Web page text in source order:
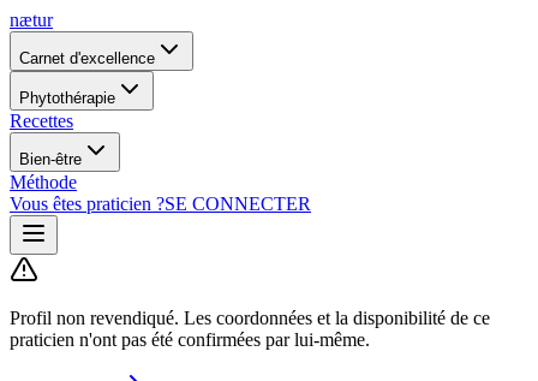
nætur
Carnet d'excellence
Phytothérapie
Recettes
Bien-être
Méthode
Vous êtes praticien ?SE CONNECTER
Profil non revendiqué. Les coordonnées et la disponibilité de ce
praticien n'ont pas été confirmées par lui-même.